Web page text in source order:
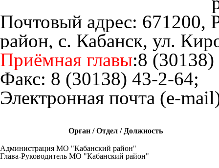
Почтовый адрес: 671200,
район, с. Кабанск, ул.
Приёмная главы:8
Факс: 8 (30138) 43-2-64;
Электронная почта (e-
Орган / Отдел / Должность
Администрация МО "Кабанский район"
Глава-Руководитель МО "Кабанский район"